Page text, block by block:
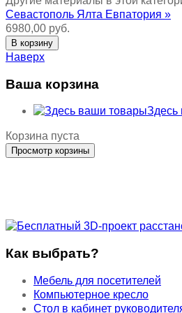
Севастополь Ялта Евпатория »
6980,00 руб.
Наверх
Ваша корзина
Здесь
Корзина пуста
Как выбрать?
Мебель для посетителей
Компьютерное кресло
Стол в кабинет